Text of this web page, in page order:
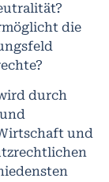
die
durch
und